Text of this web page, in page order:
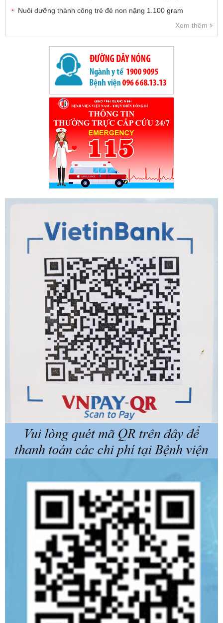
Nuôi dưỡng thành công trẻ đẻ non nặng 1.100 gram
Xem thêm